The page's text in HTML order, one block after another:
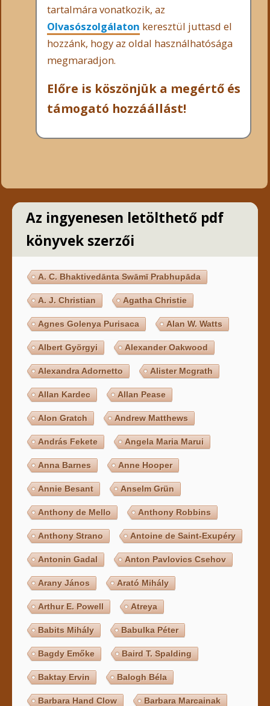
tartalmára vonatkozik, az
Olvasószolgálaton keresztül juttasd el
hozzánk, hogy az oldal használhatósága
megmaradjon.
Előre is köszönjük a megértő és
támogató hozzáállást!
Az ingyenesen letölthető pdf
könyvek szerzői
A. C. Bhaktivedānta Swāmī Prabhupāda
A. J. Christian Agatha Christie
Agnes Golenya Purisaca Alan W. Watts
Albert Györgyi Alexander Oakwood
Alexandra Adornetto Alister Mcgrath
Allan Kardec Allan Pease
Alon Gratch Andrew Matthews
András Fekete Angela Maria Marui
Anna Barnes Anne Hooper
Annie Besant Anselm Grün
Anthony de Mello Anthony Robbins
Anthony Strano Antoine de Saint-Exupéry
Antonin Gadal Anton Pavlovics Csehov
Arany János Arató Mihály
Arthur E. Powell Atreya
Babits Mihály Babulka Péter
Bagdy Emőke Baird T. Spalding
Baktay Ervin Balogh Béla
Barbara Hand Clow Barbara Marcainak